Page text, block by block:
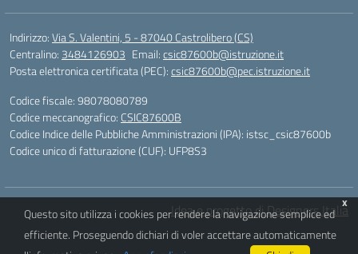
Indirizzo:Via S. Valentini, 5 - 87040 Castrolibero (CS)
Centralino: 3484126903 Email:csic87600b@istruzione.it
Posta elettronica certificata (PEC):csic87600b@pec.istruzione.it
Codice fiscale: 98078080789
Codice meccanografico: CSIC87600B
Codice Indice delle Pubbliche Amministrazioni (IPA): istsc_csic87600b
Codice unico di fatturazione (CUF): UFP8S3
Idea e progetto di Designers Italia
x
Questo sito utilizza i cookies per rendere la navigazione semplice ed
efficiente. Proseguendo dichiari di voler accettare automaticamente